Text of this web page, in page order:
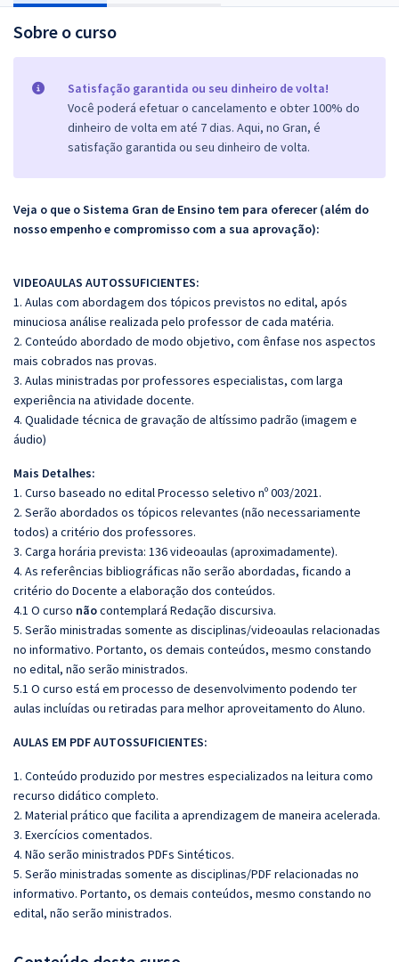
Sobre o curso
Satisfação garantida ou seu dinheiro de volta!
Você poderá efetuar o cancelamento e obter 100% do
dinheiro de volta em até 7 dias. Aqui, no Gran, é
satisfação garantida ou seu dinheiro de volta.
Veja o que o Sistema Gran de Ensino tem para oferecer (além do
nosso empenho e compromisso com a sua aprovação):
VIDEOAULAS AUTOSSUFICIENTES:
1. Aulas com abordagem dos tópicos previstos no edital, após
minuciosa análise realizada pelo professor de cada matéria.
2. Conteúdo abordado de modo objetivo, com ênfase nos aspectos
mais cobrados nas provas.
3. Aulas ministradas por professores especialistas, com larga
experiência na atividade docente.
4. Qualidade técnica de gravação de altíssimo padrão (imagem e
áudio)
Mais Detalhes:
1. Curso baseado no edital Processo seletivo nº 003/2021.
2. Serão abordados os tópicos relevantes (não necessariamente
todos) a critério dos professores.
3. Carga horária prevista: 136 videoaulas (aproximadamente).
4. As referências bibliográficas não serão abordadas, ficando a
critério do Docente a elaboração dos conteúdos.
4.1 O curso nãocontemplará Redação discursiva.
5. Serão ministradas somente as disciplinas/videoaulas relacionadas
no informativo. Portanto, os demais conteúdos, mesmo constando
no edital, não serão ministrados.
5.1 O curso está em processo de desenvolvimento podendo ter
aulas incluídas ou retiradas para melhor aproveitamento do Aluno.
AULAS EM PDF AUTOSSUFICIENTES:
1. Conteúdo produzido por mestres especializados na leitura como
recurso didático completo.
2. Material prático que facilita a aprendizagem de maneira acelerada.
3. Exercícios comentados.
4. Não serão ministrados PDFs Sintéticos.
5. Serão ministradas somente as disciplinas/PDF relacionadas no
informativo. Portanto, os demais conteúdos, mesmo constando no
edital, não serão ministrados.